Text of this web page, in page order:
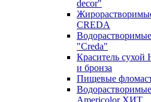
decor"
CREDA
"Creda"
Краситель сухой
и бронза
Пищевые
Americolor ХИТ